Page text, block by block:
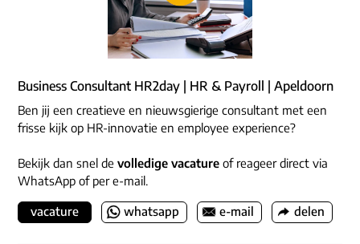
Business Consultant HR2day | HR & Payroll | Apeldoorn
Ben jij een creatieve en nieuwsgierige consultant met een
frisse kijk op HR-innovatie en employee experience?
Bekijk dan snel de volledige vacature of reageer direct via
WhatsApp of per e-mail.
vacature whatsapp e-mail delen